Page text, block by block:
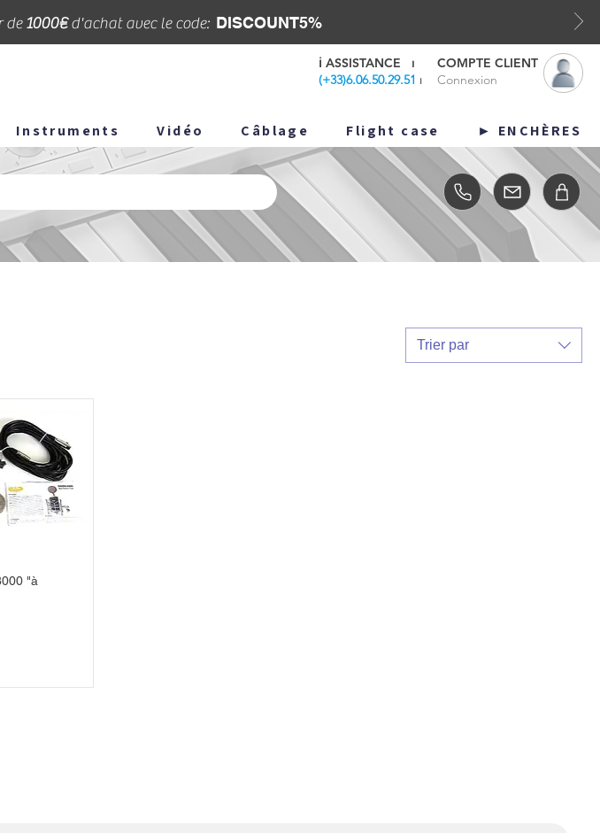
de1000€d'achat avec le code: DISCOUNT5%
ℹ️ ASSISTANCE ⏐
(+33)6.06.50.29.51 ⏐
COMPTE CLIENT
Connexion
Instruments Vidéo Câblage Flight case ENCHÈRES ►
Trier par
"à